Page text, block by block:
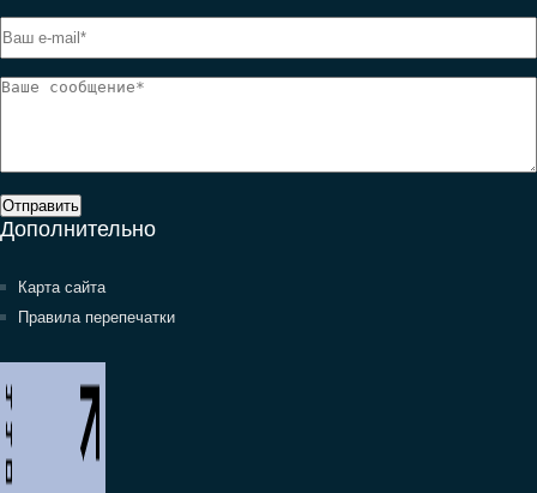
Отправить
Дополнительно
Карта сайта
Правила перепечатки